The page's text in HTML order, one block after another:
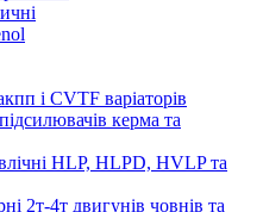
і CVTF варіаторів
керма та
HLP, HLPD, HVLP та
2т-4т двигунів човнів та